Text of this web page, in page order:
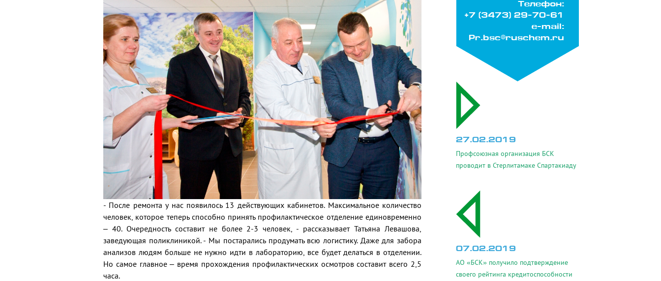
- После ремонта у нас появилось 13 действующих кабинетов. Максимальное количество
человек, которое теперь способно принять профилактическое отделение единовременно
– 40. Очередность составит не более 2-3 человек, - рассказывает Татьяна Левашова,
заведующая поликлиникой. - Мы постарались продумать всю логистику. Даже для забора
анализов людям больше не нужно идти в лабораторию, все будет делаться в отделении.
Но самое главное – время прохождения профилактических осмотров составит всего 2,5
часа.
Телефон:
+7 (3473) 29-70-61
e-mail:
Pr.bsc@ruschem.ru
27.02.2019
Профсоюзная организация БСК
проводит в Стерлитамаке Спартакиаду
07.02.2019
АО «БСК» получило подтверждение
своего рейтинга кредитоспособности